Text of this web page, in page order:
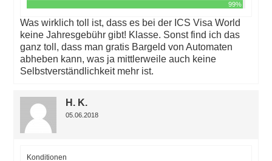
99%
Was wirklich toll ist, dass es bei der ICS Visa World
keine Jahresgebühr gibt! Klasse. Sonst find ich das
ganz toll, dass man gratis Bargeld von Automaten
abheben kann, was ja mittlerweile auch keine
Selbstverständlichkeit mehr ist.
H. K.
05.06.2018
Konditionen